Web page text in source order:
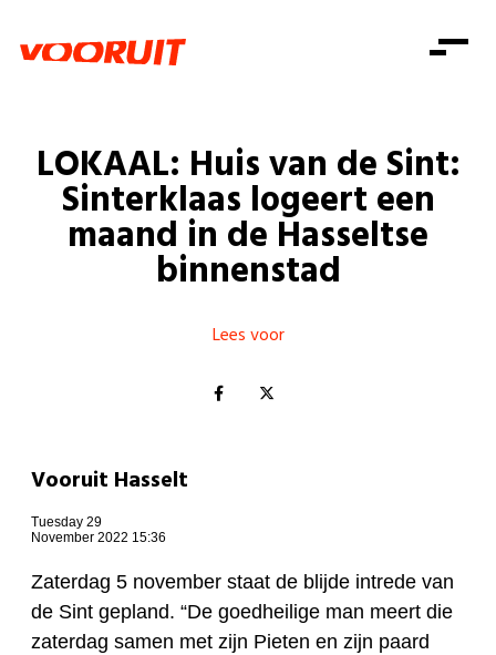
Zorg
Gelijke kansen
Welzijn
Kinderen en jongeren
Onze mensen
Standpunten
Vacatures
Doe mee
Doe mee
Word lid
Shop
Login
Login
LOKAAL: Huis van de Sint:
Sinterklaas logeert een
maand in de Hasseltse
binnenstad
Lees voor
Vooruit Hasselt
Tuesday 29
November 2022 15:36
Zaterdag 5 november staat de blijde intrede van
de Sint gepland. “De goedheilige man meert die
zaterdag samen met zijn Pieten en zijn paard